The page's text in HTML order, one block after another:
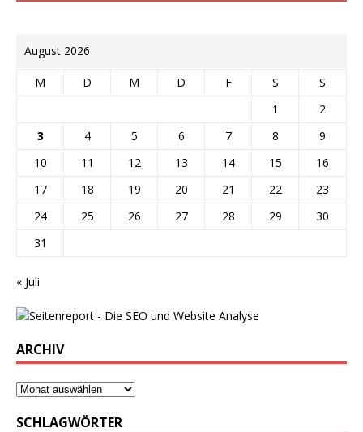
August 2026
M D M D F S
S
1
2
3
4 5 6 7 8
9
10
11 12 13 14 15
16
17
18 19 20 21 22
23
24
25 26 27 28 29
30
31
« Juli
ARCHIV
SCHLAGWÖRTER